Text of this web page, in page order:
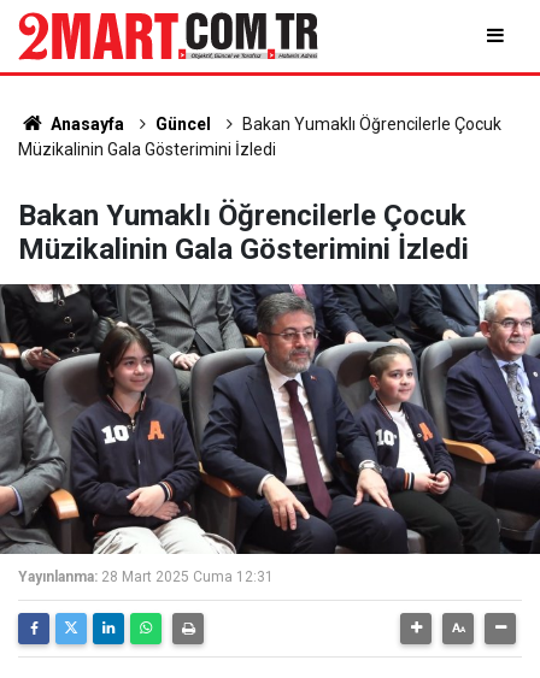
Anasayfa Güncel
Bakan Yumaklı Öğrencilerle Çocuk
Müzikalinin Gala Gösterimini İzledi
Bakan Yumaklı Öğrencilerle Çocuk
Müzikalinin Gala Gösterimini İzledi
Yayınlanma: 28 Mart 2025 Cuma 12:31